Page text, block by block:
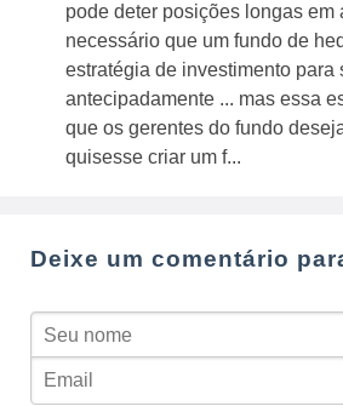
pode deter posições longas em
necessário que um fundo de
estratégia de investimento para
antecipadamente ... mas essa
que os gerentes do fundo
quisesse criar um f...
Deixe um comentário